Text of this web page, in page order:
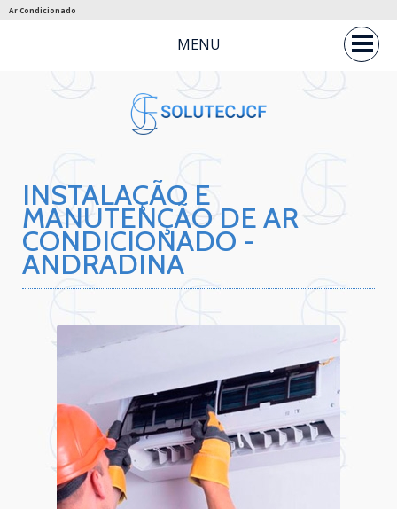
Ar Condicionado
MENU
INSTALAÇÃO E
MANUTENÇÃO DE AR
CONDICIONADO -
ANDRADINA